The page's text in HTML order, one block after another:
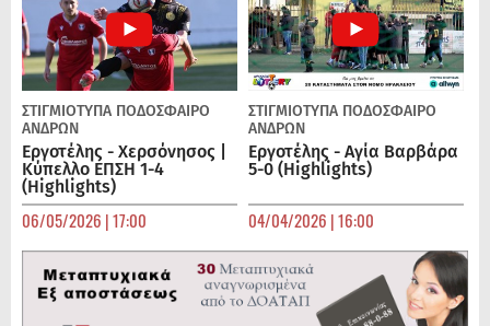
ΣΤΙΓΜΙΟΤΥΠΑ ΠΟΔΌΣΦΑΙΡΟ
ΑΝΔΡΏΝ
Εργοτέλης - Χερσόνησος |
Κύπελλο ΕΠΣΗ 1-4
(Highlights)
06/05/2026 | 17:00
ΣΤΙΓΜΙΟΤΥΠΑ ΠΟΔΌΣΦΑΙΡΟ
ΑΝΔΡΏΝ
Εργοτέλης - Αγία Βαρβάρα
5-0 (Highlights)
04/04/2026 | 16:00